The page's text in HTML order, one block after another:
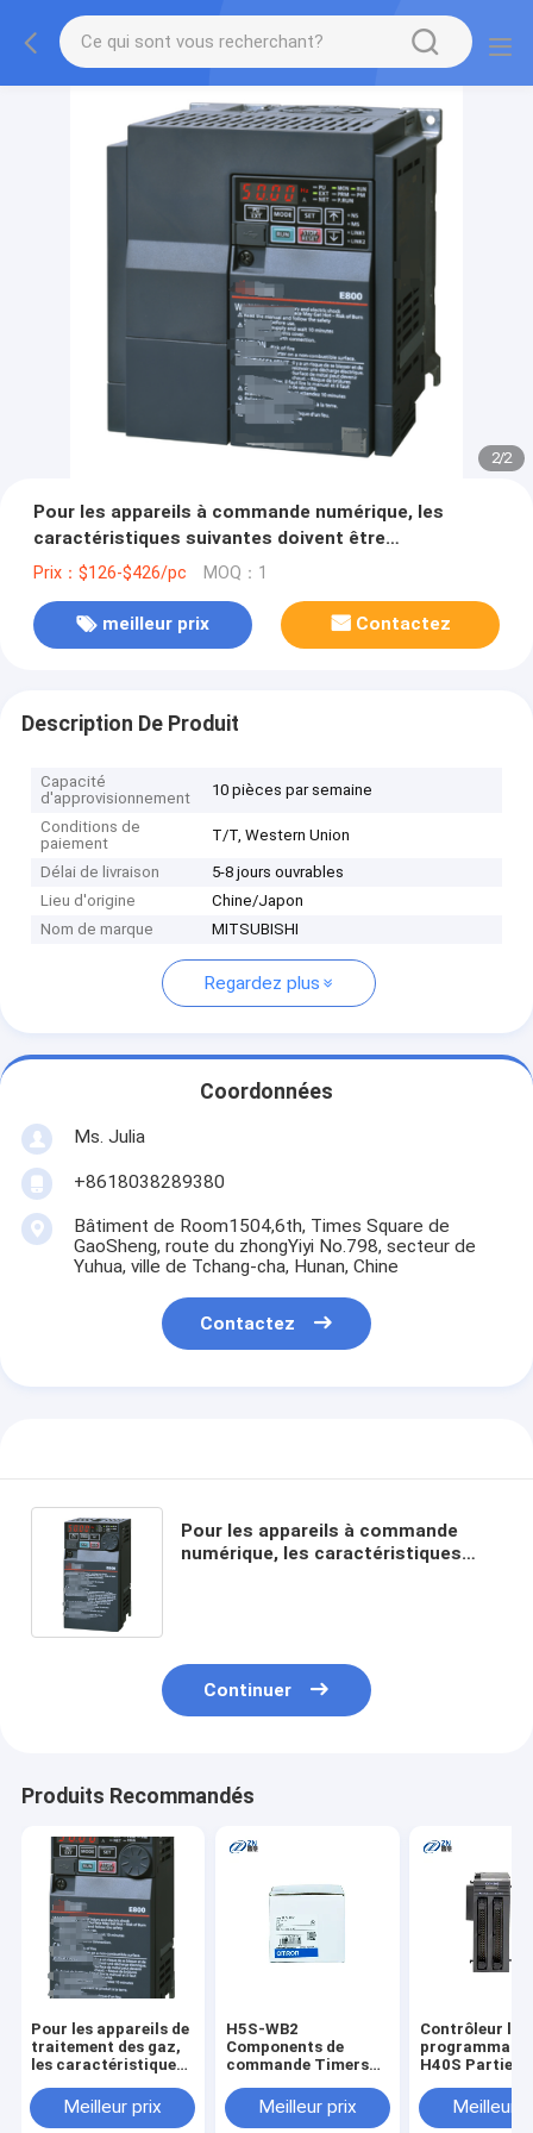
2/2
Pour les appareils à commande numérique, les
caractéristiques suivantes doivent être
respectées:1,5-2,2kW;3x380-480V;maximum:5,5A;
Prix：$126-$426/pc MOQ：1
meilleur prix Contactez
Description De Produit
Capacité
d'approvisionnement
10 pièces par semaine
Conditions de
paiement
T/T, Western Union
Délai de livraison
5-8 jours ouvrables
Lieu d'origine
Chine/Japon
Nom de marque
MITSUBISHI
Regardez plus
Coordonnées
Ms. Julia
+8618038289380
Bâtiment de Room1504,6th, Times Square de
GaoSheng, route du zhongYiyi No.798, secteur de
Yuhua, ville de Tchang-cha, Hunan, Chine
Contactez
Pour les appareils à commande
numérique, les caractéristiques
Continuer
Produits Recommandés
Pour les appareils de
traitement des gaz,
les caractéristiques
être
respectées:0,75-1,5
Meilleur prix
H5S-WB2
Components de
commande Timers
d'heureMeilleur prix
Contrôleur
H40S Parties
industrielle
originales
Meilleur